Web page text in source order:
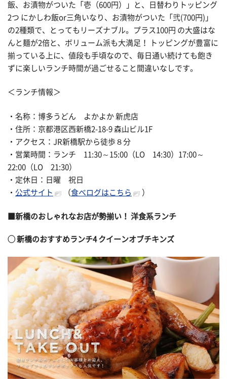
飯、お漬物がついた「壱（600円）」と、日替わりトッピング
2つ にかしわ飯or三角いなり、お漬物がついた「弐(700円)」
の2種類で、とってもリーズナブル。プラス100円 の大盛はな
んと麺が2倍と、ボリューム派も大満足！ トッピングが豊富に
揃っている上に、値段も手頃なので、毎日通い続けても飽き
ずに楽しいランチ時間が過ごせること間違いなしです。
＜ランチ情報＞
・名称：博多うどん よかよか 新虎店
・住所：京都港区西新橋2-18-9 森山ビル1F
・アクセス：JR新橋駅から徒歩８分
・営業時間：ランチ 11:30～15:00（LO 14:30）17:00～
22:00（LO 21:30）
・定休日：日曜 祝日
・ 公式サイト （食べログはこちら ）
■新橋のおしゃれなお店が勢揃い！ 洋食系ランチ
◯ 新橋のおすすめランチ4クイーンオブチキンズ